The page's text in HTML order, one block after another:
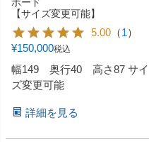
【サイズ変更可能】
5.00 （1）
¥150,000税込
幅149 奥行40 高さ87 サイ
ズ変更可能
詳細を見る